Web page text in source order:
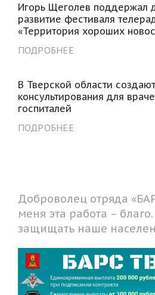
Игорь Щеголев поддержал
развитие фестиваля
«Территория хороших
ПОДРОБНЕЕ
В Тверской области
консультирования для
госпиталей
ПОДРОБНЕЕ
Доброволец отряда
меня эта работа –
защищать наше